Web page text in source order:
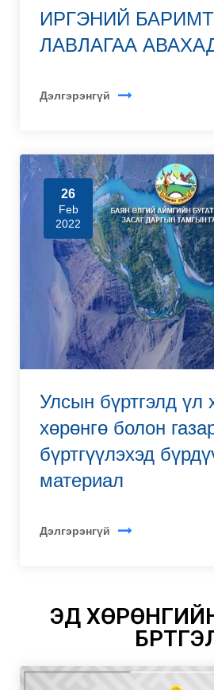
ИРГЭНИЙ
ЛАВЛАГАА
Дэлгэрэнгүй
26
Feb
2022
Улсын бүртгэлд үл
хөрөнгө болон
бүртгүүлэхэд
материал
Дэлгэрэнгүй
ЭД